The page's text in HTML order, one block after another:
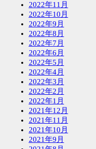
2022年11月
2022年10月
2022年9月
2022年8月
2022年7月
2022年6月
2022年5月
2022年4月
2022年3月
2022年2月
2022年1月
2021年12月
2021年11月
2021年10月
2021年9月